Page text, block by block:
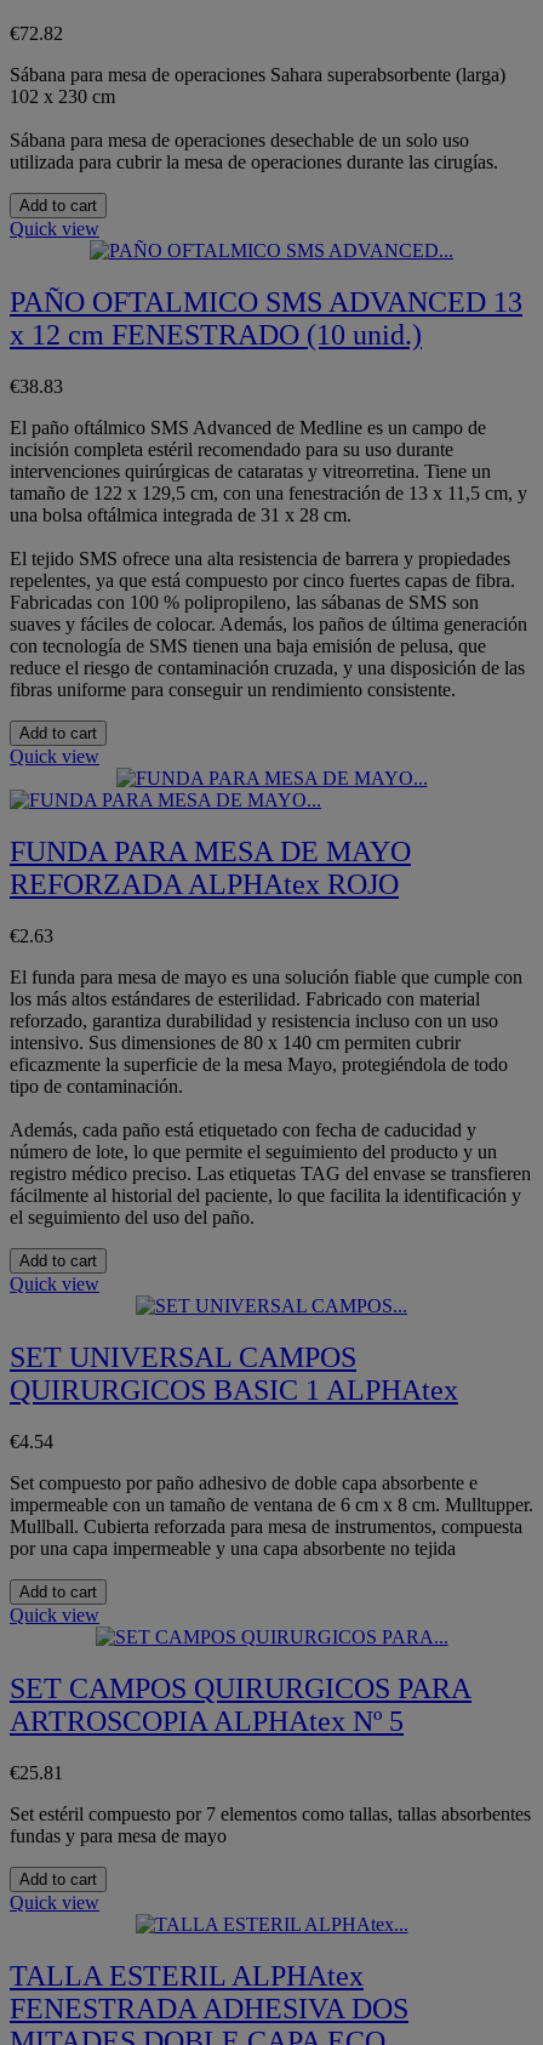
€72.82
Sábana para mesa de operaciones Sahara superabsorbente (larga)
102 x 230 cm
Sábana para mesa de operaciones desechable de un solo uso
utilizada para cubrir la mesa de operaciones durante las cirugías.
Add to cart
Quick view
PAÑO OFTALMICO SMS ADVANCED 13
x 12 cm FENESTRADO (10 unid.)
€38.83
El paño oftálmico SMS Advanced de Medline es un campo de
incisión completa estéril recomendado para su uso durante
intervenciones quirúrgicas de cataratas y vitreorretina. Tiene un
tamaño de 122 x 129,5 cm, con una fenestración de 13 x 11,5 cm, y
una bolsa oftálmica integrada de 31 x 28 cm.
El tejido SMS ofrece una alta resistencia de barrera y propiedades
repelentes, ya que está compuesto por cinco fuertes capas de fibra.
Fabricadas con 100 % polipropileno, las sábanas de SMS son
suaves y fáciles de colocar. Además, los paños de última generación
con tecnología de SMS tienen una baja emisión de pelusa, que
reduce el riesgo de contaminación cruzada, y una disposición de las
fibras uniforme para conseguir un rendimiento consistente.
Add to cart
Quick view
FUNDA PARA MESA DE MAYO
REFORZADA ALPHAtex ROJO
€2.63
El funda para mesa de mayo es una solución fiable que cumple con
los más altos estándares de esterilidad. Fabricado con material
reforzado, garantiza durabilidad y resistencia incluso con un uso
intensivo. Sus dimensiones de 80 x 140 cm permiten cubrir
eficazmente la superficie de la mesa Mayo, protegiéndola de todo
tipo de contaminación.
Además, cada paño está etiquetado con fecha de caducidad y
número de lote, lo que permite el seguimiento del producto y un
registro médico preciso. Las etiquetas TAG del envase se transfieren
fácilmente al historial del paciente, lo que facilita la identificación y
el seguimiento del uso del paño.
Add to cart
Quick view
SET UNIVERSAL CAMPOS
QUIRURGICOS BASIC 1 ALPHAtex
€4.54
Set compuesto por paño adhesivo de doble capa absorbente e
impermeable con un tamaño de ventana de 6 cm x 8 cm. Mulltupper.
Mullball. Cubierta reforzada para mesa de instrumentos, compuesta
por una capa impermeable y una capa absorbente no tejida
Add to cart
Quick view
SET CAMPOS QUIRURGICOS PARA
ARTROSCOPIA ALPHAtex Nº 5
€25.81
Set estéril compuesto por 7 elementos como tallas, tallas absorbentes
fundas y para mesa de mayo
Add to cart
Quick view
TALLA ESTERIL ALPHAtex
FENESTRADA ADHESIVA DOS